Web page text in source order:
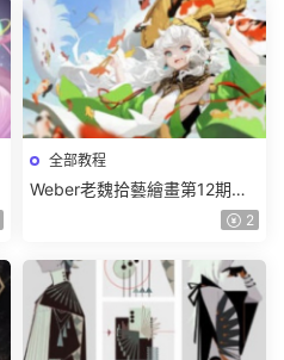
全部教程
Weber老魏拾藝繪畫第12期角
色特訓班【畫質不錯隻有視
2